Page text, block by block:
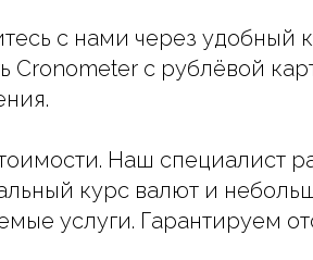
с нами через удобный
Cronometer с рублёвой
Наш специалист
курс валют и
услуги. Гарантируем